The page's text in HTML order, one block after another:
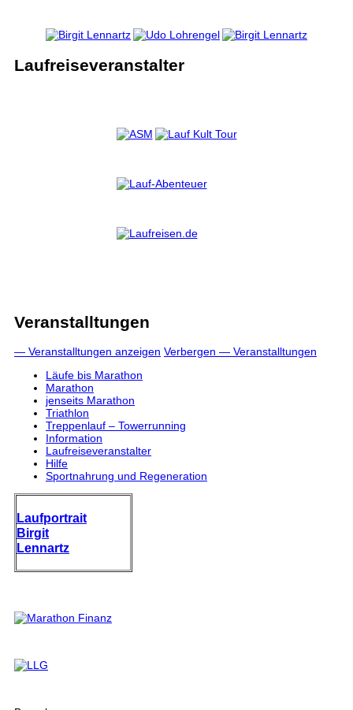
Laufreiseveranstalter
Veranstalltungen
— Veranstalltungen anzeigen Verbergen — Veranstalltungen
Läufe bis Marathon
Marathon
jenseits Marathon
Triathlon
Treppenlauf – Towerrunning
Information
Laufreiseveranstalter
Hilfe
Sportnahrung und Regeneration
Laufportrait
Birgit
Lennartz